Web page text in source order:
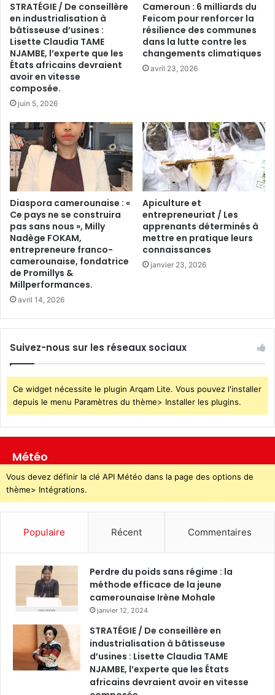
STRATÉGIE / De conseillère
en industrialisation à
bâtisseuse d’usines :
Lisette Claudia TAME
NJAMBE, l’experte que les
États africains devraient
avoir en vitesse
composée.
juin 5, 2026
Cameroun : 6 milliards du
Feicom pour renforcer la
résilience des communes
dans la lutte contre les
changements climatiques
avril 23, 2026
Diaspora camerounaise : «
Ce pays ne se construira
pas sans nous », Milly
Nadège FOKAM,
entrepreneure franco-
camerounaise, fondatrice
de Promillys &
Millperformances.
avril 14, 2026
Apiculture et
entrepreneuriat / Les
apprenants déterminés à
mettre en pratique leurs
connaissances
janvier 23, 2026
Suivez-nous sur les réseaux sociaux
Ce widget nécessite le plugin Arqam Lite. Vous pouvez l'installer
depuis le menu Paramètres du thème> Installer les plugins.
Météo
Vous devez définir la clé API Météo dans la page des options de
thème> Intégrations.
Populaire Récent Commentaires
Perdre du poids sans régime : la
méthode efficace de la jeune
camerounaise Irène Mohale
janvier 12, 2024
STRATÉGIE / De conseillère en
industrialisation à bâtisseuse
d’usines : Lisette Claudia TAME
NJAMBE, l’experte que les États
africains devraient avoir en vitesse